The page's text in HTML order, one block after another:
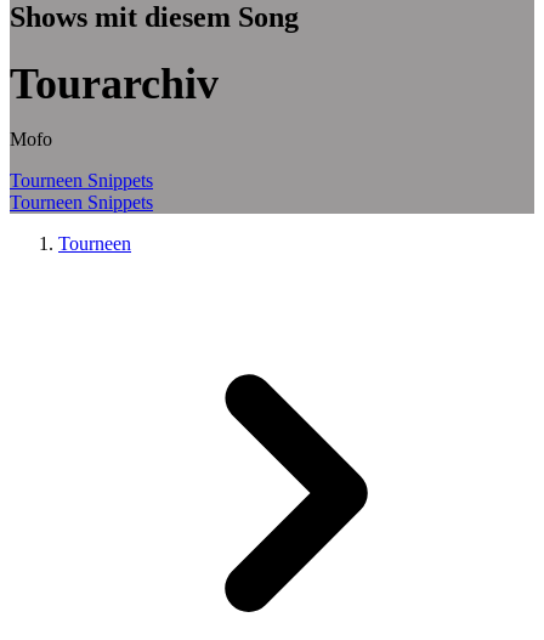
Shows mit diesem Song
Tourarchiv
Mofo
Tourneen Snippets
Tourneen Snippets
Tourneen